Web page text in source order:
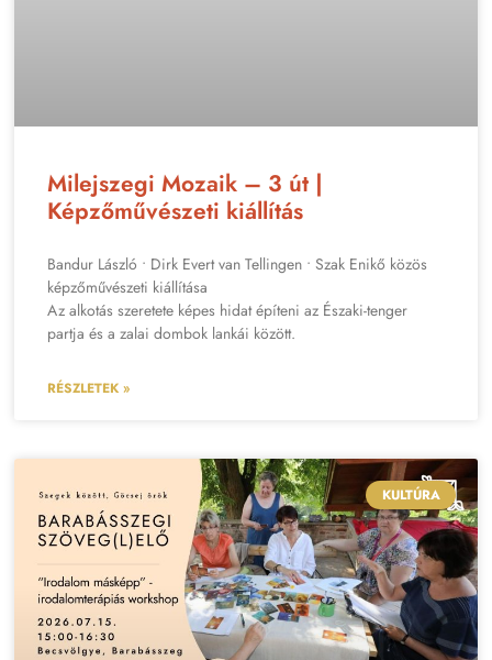
Milejszegi Mozaik – 3 út |
Képzőművészeti kiállítás
Bandur László • Dirk Evert van Tellingen • Szak Enikő közös
képzőművészeti kiállítása
Az alkotás szeretete képes hidat építeni az Északi-tenger
partja és a zalai dombok lankái között.
RÉSZLETEK »
KULTÚRA